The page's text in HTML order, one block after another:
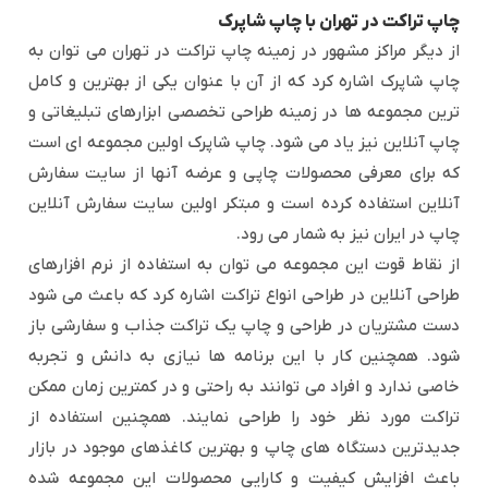
چاپ تراکت در تهران با چاپ شاپرک
از دیگر مراکز مشهور در زمینه چاپ تراکت در تهران می توان به
چاپ شاپرک اشاره کرد که از آن با عنوان یکی از بهترین و کامل
ترین مجموعه ها در زمینه طراحی تخصصی ابزارهای تبلیغاتی و
چاپ آنلاین نیز یاد می شود. چاپ شاپرک اولین مجموعه ای است
که برای معرفی محصولات چاپی و عرضه آنها از سایت سفارش
آنلاین استفاده کرده است و مبتکر اولین سایت سفارش آنلاین
چاپ در ایران نیز به شمار می رود.
از نقاط قوت این مجموعه می توان به استفاده از نرم افزارهای
طراحی آنلاین در طراحی انواع تراکت اشاره کرد که باعث می شود
دست مشتریان در طراحی و چاپ یک تراکت جذاب و سفارشی باز
شود. همچنین کار با این برنامه ها نیازی به دانش و تجربه
خاصی ندارد و افراد می توانند به راحتی و در کمترین زمان ممکن
تراکت مورد نظر خود را طراحی نمایند. همچنین استفاده از
جدیدترین دستگاه های چاپ و بهترین کاغذهای موجود در بازار
باعث افزایش کیفیت و کارایی محصولات این مجموعه شده